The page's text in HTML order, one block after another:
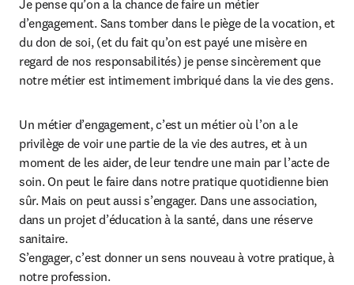
Je pense qu’on a la chance de faire un métier
d’engagement. Sans tomber dans le piège de la vocation, et
du don de soi, (et du fait qu’on est payé une misère en
regard de nos responsabilités) je pense sincèrement que
notre métier est intimement imbriqué dans la vie des gens.
Un métier d’engagement, c’est un métier où l’on a le
privilège de voir une partie de la vie des autres, et à un
moment de les aider, de leur tendre une main par l’acte de
soin. On peut le faire dans notre pratique quotidienne bien
sûr. Mais on peut aussi s’engager. Dans une association,
dans un projet d’éducation à la santé, dans une réserve
sanitaire.
S’engager, c’est donner un sens nouveau à votre pratique, à
notre profession.